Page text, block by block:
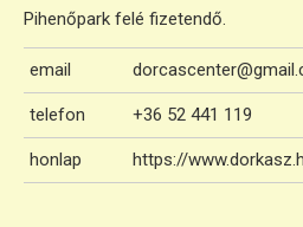
Pihenőpark felé fizetendő.
email
telefon +36 52 441 119
honlap https://